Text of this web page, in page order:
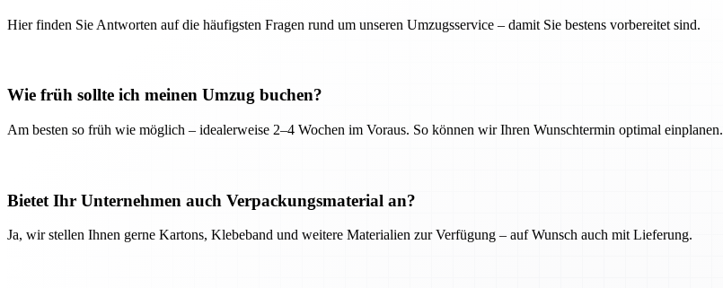
Hier finden Sie Antworten auf die häufigsten Fragen rund um unseren Umzugsservice – damit Sie bestens vorbereitet sind.
Wie früh sollte ich meinen Umzug buchen?
Am besten so früh wie möglich – idealerweise 2–4 Wochen im Voraus. So können wir Ihren Wunschtermin optimal einplanen.
Bietet Ihr Unternehmen auch Verpackungsmaterial an?
Ja, wir stellen Ihnen gerne Kartons, Klebeband und weitere Materialien zur Verfügung – auf Wunsch auch mit Lieferung.